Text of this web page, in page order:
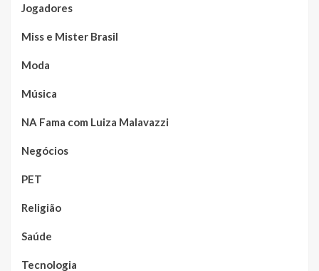
Jogadores
Miss e Mister Brasil
Moda
Música
NA Fama com Luiza Malavazzi
Negócios
PET
Religião
Saúde
Tecnologia